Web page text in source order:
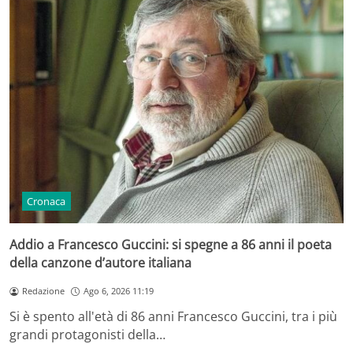
Cronaca
Addio a Francesco Guccini: si spegne a 86 anni il poeta
della canzone d’autore italiana
Redazione Ago 6, 2026 11:19
Si è spento all'età di 86 anni Francesco Guccini, tra i più
grandi protagonisti della…